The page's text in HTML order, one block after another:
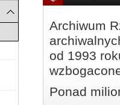
Archiwum
od 1993
Ponad